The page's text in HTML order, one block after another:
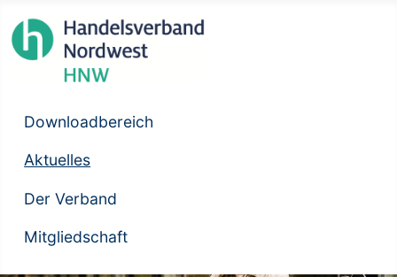
Downloadbereich
Aktuelles
Der Verband
Mitgliedschaft